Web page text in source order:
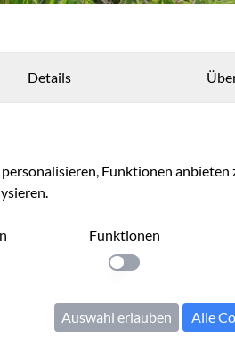
Details
Funktionen anbieten
anwenden
Funktionen
Einstellung
Auswahl erlauben Alle